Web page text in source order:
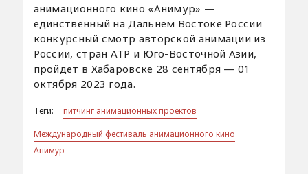
анимационного кино «Анимур» —
единственный на Дальнем Востоке России
конкурсный смотр авторской анимации из
России, стран АТР и Юго-Восточной Азии,
пройдет в Хабаровске 28 сентября — 01
октября 2023 года.
Теги:
питчинг анимационных проектов
Международный фестиваль анимационного кино
Анимур